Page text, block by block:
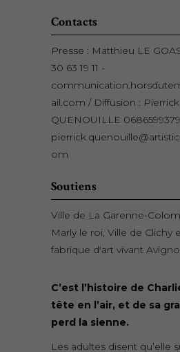
Contacts
Presse : Matthieu LE
30 63 19 11 -
ail.com / Diffusion : Pierrick
QUENOUILLE
om
Soutiens
Ville de La Garenne-
Marly le roi, Ville de Clichy
fabrique d'art vivant
C’est l’histoire de
tête en l’air, et de sa
perd la sienne.
Les adultes disent qu’elle